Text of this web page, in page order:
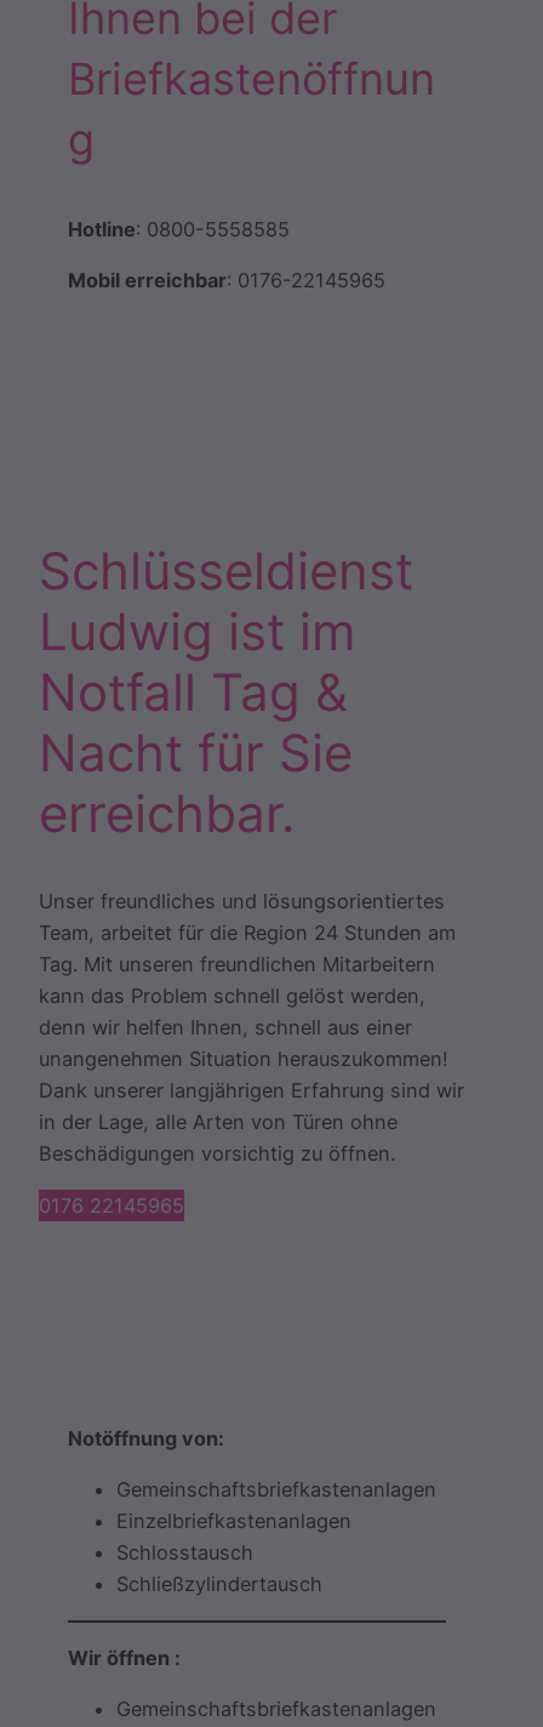
Ihnen bei der
Briefkastenöffnun
g
Hotline: 0800-5558585
Mobil erreichbar: 0176-22145965
Schlüsseldienst
Ludwig ist im
Notfall Tag &
Nacht für Sie
erreichbar.
Unser freundliches und lösungsorientiertes
Team, arbeitet für die Region 24 Stunden am
Tag. Mit unseren freundlichen Mitarbeitern
kann das Problem schnell gelöst werden,
denn wir helfen Ihnen, schnell aus einer
unangenehmen Situation herauszukommen!
Dank unserer langjährigen Erfahrung sind wir
in der Lage, alle Arten von Türen ohne
Beschädigungen vorsichtig zu öffnen.
0176 22145965
Notöffnung von:
Gemeinschaftsbriefkastenanlagen
Einzelbriefkastenanlagen
Schlosstausch
Schließzylindertausch
Wir öffnen :
Gemeinschaftsbriefkastenanlagen